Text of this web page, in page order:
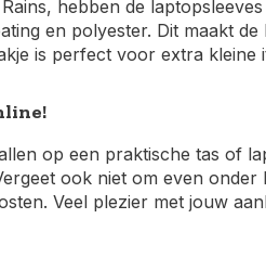
hebben de
en polyester. Dit maakt
is perfect voor extra kleine
op een praktische tas of
ook niet om even
Veel plezier met jouw